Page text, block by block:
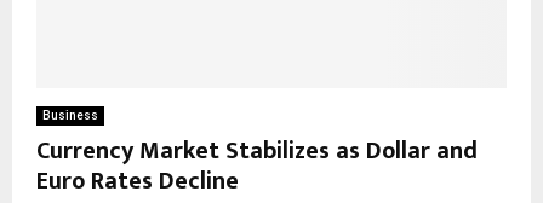
Business
Currency Market Stabilizes as Dollar and
Euro Rates Decline